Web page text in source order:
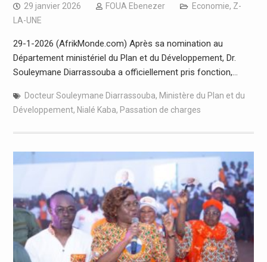
29 janvier 2026 FOUA Ebenezer Economie, Z-
LA-UNE
29-1-2026 (AfrikMonde.com) Après sa nomination au
Département ministériel du Plan et du Développement, Dr.
Souleymane Diarrassouba a officiellement pris fonction,…
Docteur Souleymane Diarrassouba, Ministère du Plan et du
Développement, Nialé Kaba, Passation de charges